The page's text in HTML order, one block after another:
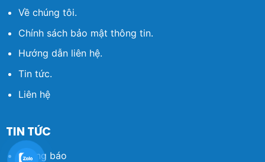
Về chúng tôi.
Chính sách bảo mật thông tin.
Hướng dẫn liên hệ.
Tin tức.
Liên hệ
TIN TỨC
Thông báo